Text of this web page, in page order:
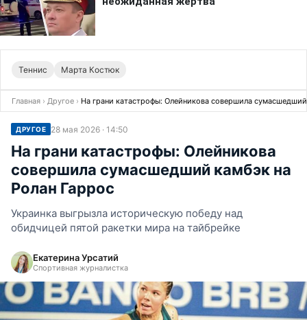
Теннис Марта Костюк
Главная › Другое › На грани катастрофы: Олейникова совершила
ДРУГОЕ 28 мая 2026 · 14:50
На грани катастрофы: Олейникова
совершила сумасшедший камбэк на
Ролан Гаррос
Украинка выгрызла историческую победу над
обидчицей пятой ракетки мира на тайбрейке
Екатерина Урсатий
Спортивная журналистка